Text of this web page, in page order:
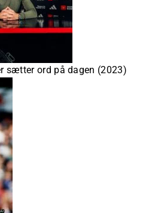
sætter ord på dagen (2023)